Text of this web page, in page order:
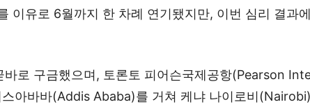
이유로 6월까지 한 차례 연기됐지만, 이번 심리 결과
바로 구금했으며, 토론토 피어슨국제공항(Pearson
아바바(Addis Ababa)를 거쳐 케냐 나이로비